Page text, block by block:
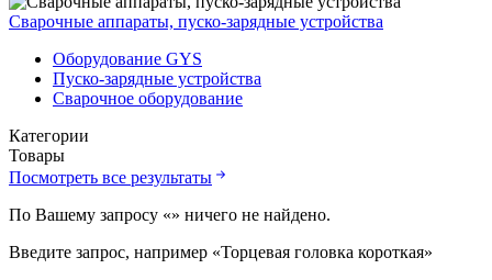
Сварочные аппараты, пуско-зарядные устройства
Оборудование GYS
Пуско-зарядные устройства
Сварочное оборудование
Категории
Товары
Посмотреть все результаты
По Вашему запросу «» ничего не найдено.
Введите запрос, например «Торцевая головка короткая»